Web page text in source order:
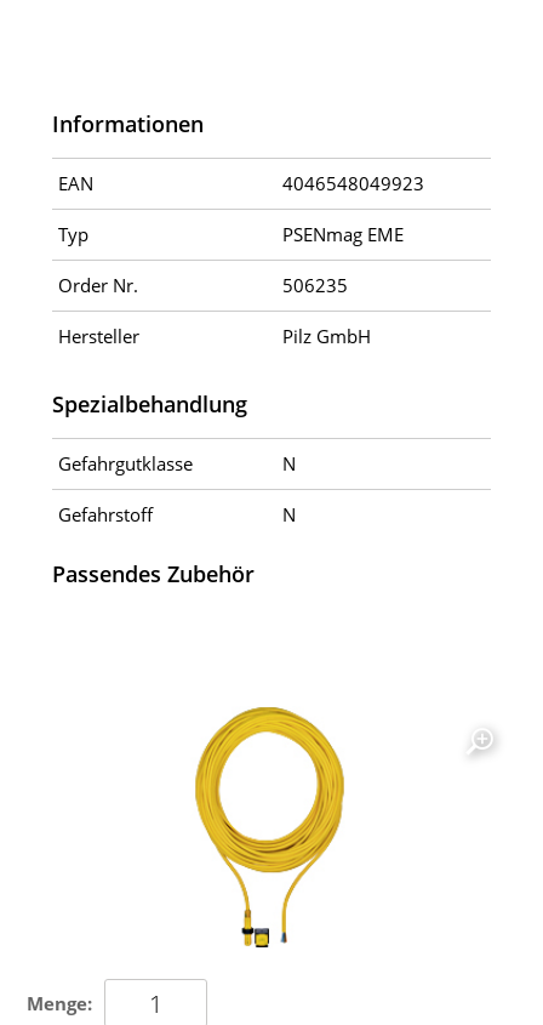
Informationen
EAN 4046548049923
Typ PSENmag EME
Order Nr. 506235
Hersteller Pilz GmbH
Spezialbehandlung
Gefahrgutklasse N
Gefahrstoff N
Passendes Zubehör
Menge: